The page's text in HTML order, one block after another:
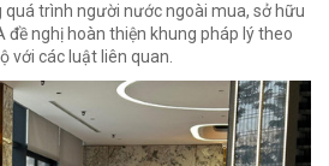
trình người nước ngoài mua, sở hữu
đề nghị hoàn thiện khung pháp lý theo
với các luật liên quan.